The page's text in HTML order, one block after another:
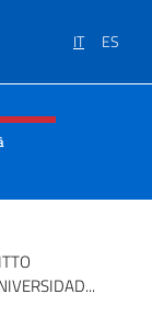
IT ES
menù